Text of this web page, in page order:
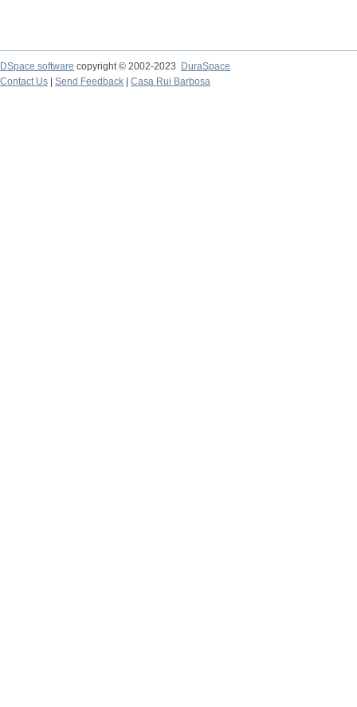
DSpace software copyright © 2002-2023
DuraSpace
Contact Us
Send Feedback Casa Rui Barbosa